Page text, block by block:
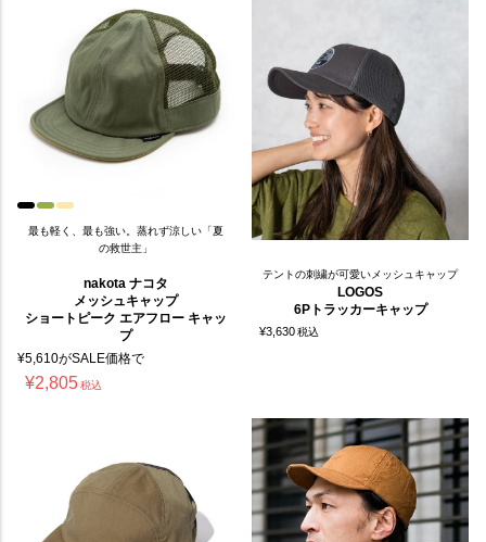
最も軽く、最も強い。蒸れず涼しい「夏
の救世主」
nakota ナコタ
メッシュキャップ
ショートピーク エアフロー キャッ
プ
¥5,610がSALE価格で
¥2,805税込
テントの刺繍が可愛いメッシュキャップ
LOGOS
6Pトラッカーキャップ
¥3,630税込